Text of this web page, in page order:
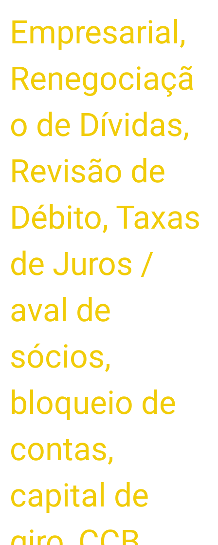
Empresarial ,
Renegociaçã
o de Dívidas,
Revisão de
Débito, Taxas
de Juros /
aval de
sócios,
bloqueio de
contas,
capital de